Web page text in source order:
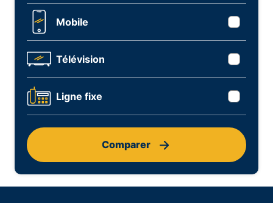
Mobile
Télévision
Ligne fixe
Comparer